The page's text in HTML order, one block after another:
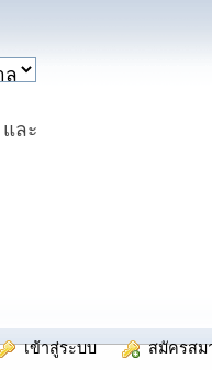
ละ
เข้าสู่ระบบ สมัครสม